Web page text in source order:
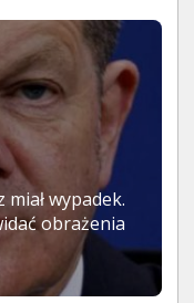
wypadek.
obrażenia